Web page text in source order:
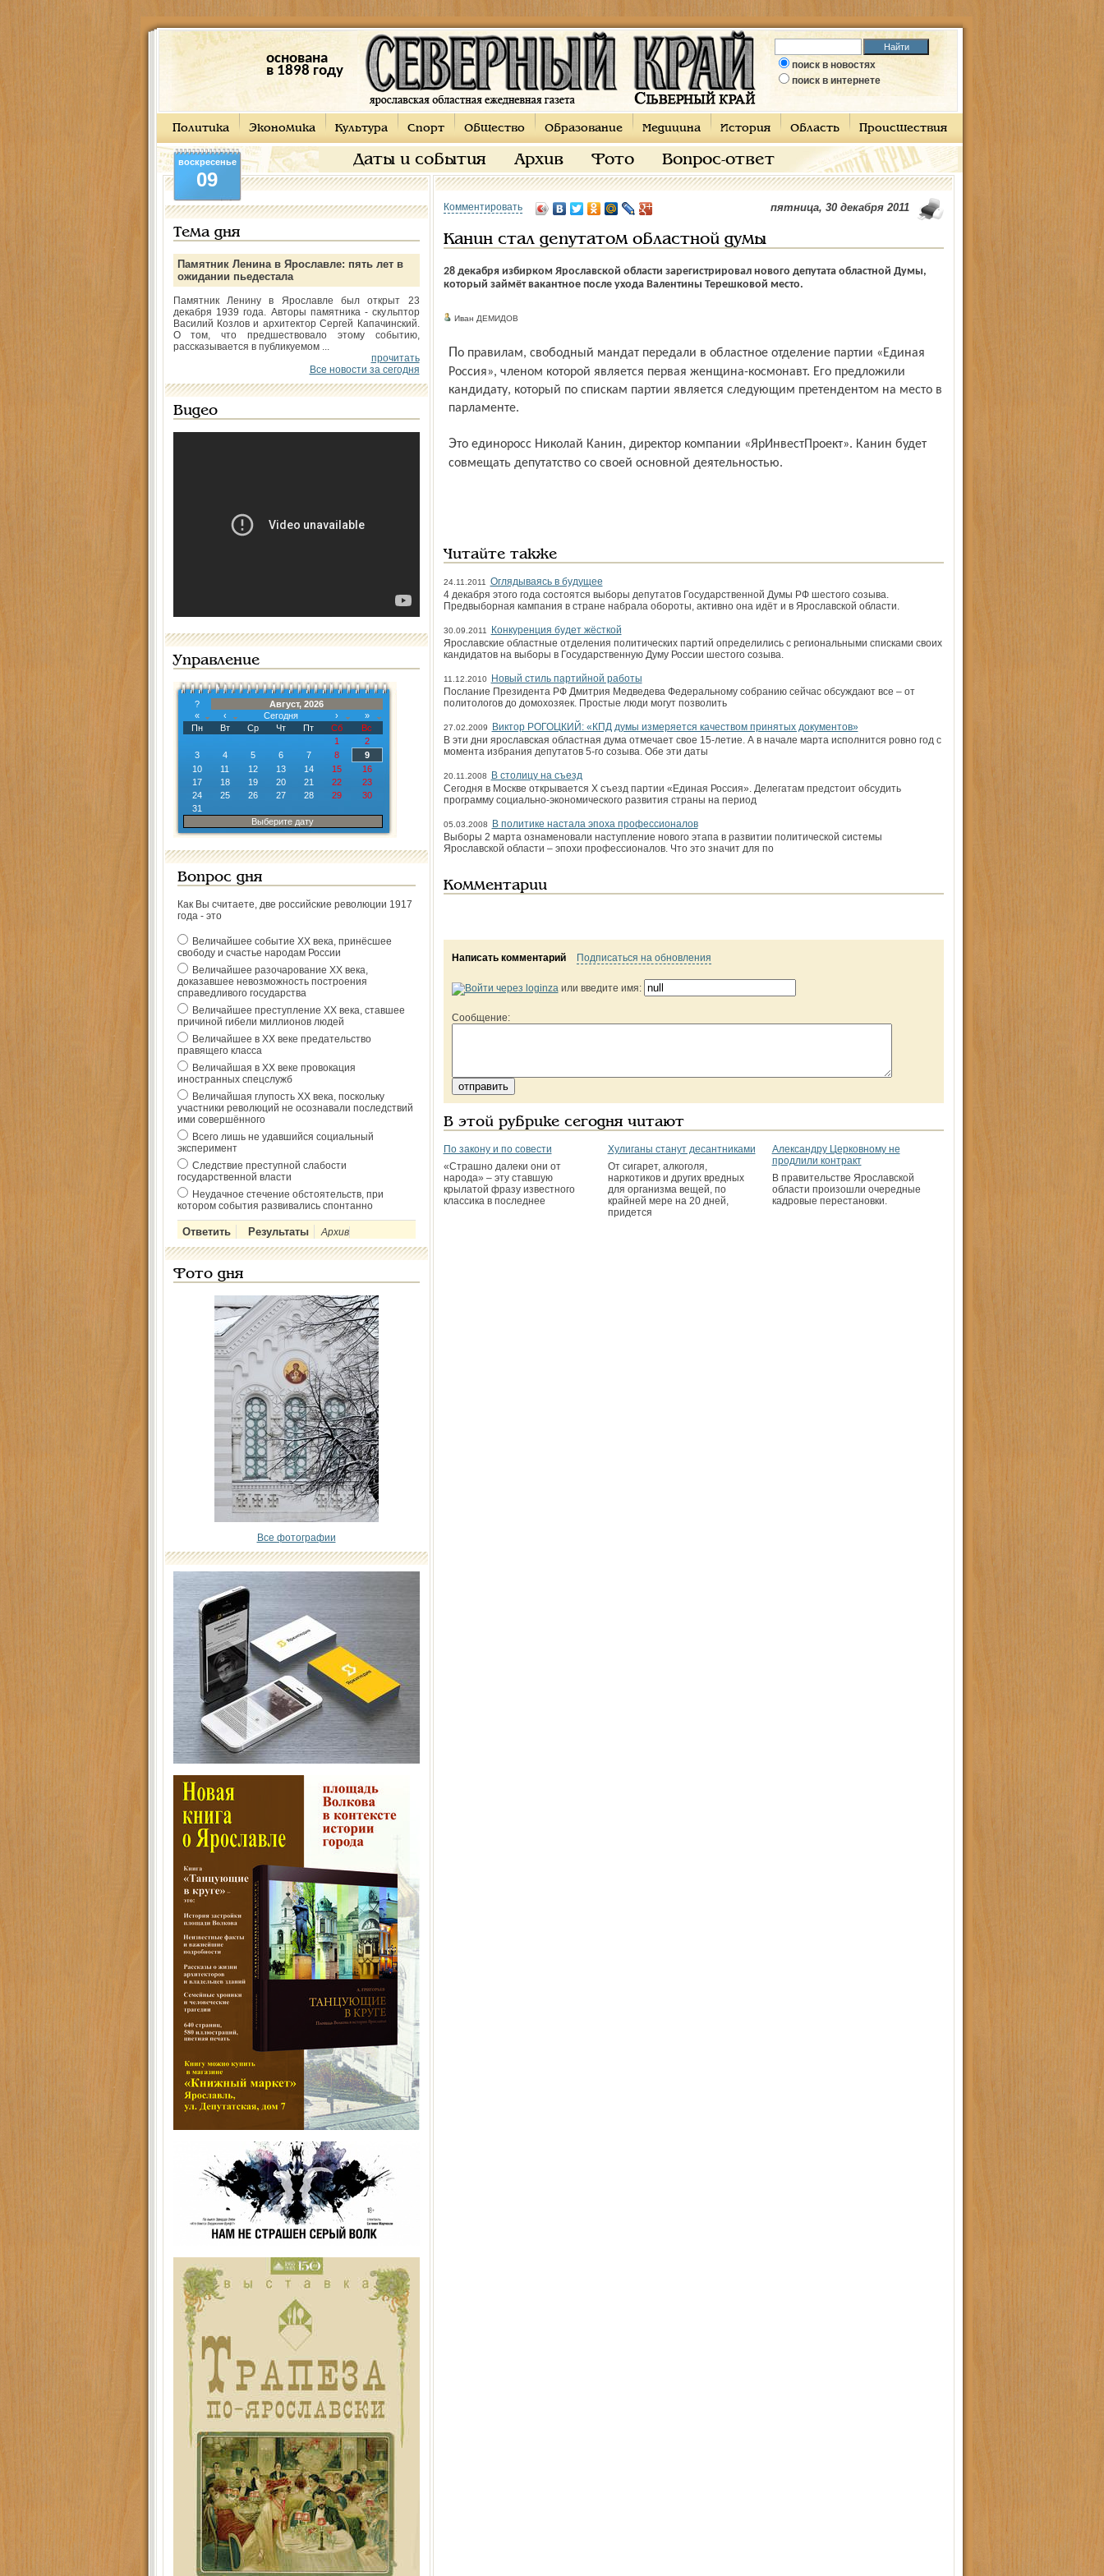
основана
в 1898 году
поиск в новостях
поиск в интернете
Политика Экономика Культура Спорт Общество Образование Медицина История Область Происшествия
Даты и события Архив Фото Вопрос-ответ
воскресенье
09
Тема дня
Памятник Ленина в Ярославле: пять лет в
ожидании пьедестала
Памятник Ленину в Ярославле был открыт 23
декабря 1939 года. Авторы памятника - скульптор
Василий Козлов и архитектор Сергей Капачинский.
О том, что предшествовало этому событию,
рассказывается в публикуемом ...
прочитать
Все новости за сегодня
Видео
Управление
?
Август, 2026
«
‹ Сегодня ›
»
Пн
Вт Ср Чт Пт Сб
Вс
1
2
3
4 5 6 7 8
9
10
11 12 13 14 15
16
17
18 19 20 21 22
23
24
25 26 27 28 29
30
31
Выберите дату
Вопрос дня
Как Вы считаете, две российские революции 1917
года - это
Величайшее событие ХХ века, принёсшее
свободу и счастье народам России
Величайшее разочарование ХХ века,
доказавшее невозможность построения
справедливого государства
Величайшее преступление ХХ века, ставшее
причиной гибели миллионов людей
Величайшее в ХХ веке предательство
правящего класса
Величайшая в ХХ веке провокация
иностранных спецслужб
Величайшая глупость ХХ века, поскольку
участники революций не осознавали последствий
ими совершённого
Всего лишь не удавшийся социальный
эксперимент
Следствие преступной слабости
государственной власти
Неудачное стечение обстоятельств, при
котором события развивались спонтанно
Архив
Фото дня
Все фотографии
Комментировать пятница, 30 декабря 2011
Канин стал депутатом областной думы
28 декабря избирком Ярославской области зарегистрировал нового депутата областной Думы,
который займёт вакантное после ухода Валентины Терешковой место.
Иван ДЕМИДОВ
По правилам, свободный мандат передали в областное отделение партии «Единая
Россия», членом которой является первая женщина-космонавт. Его предложили
кандидату, который по спискам партии является следующим претендентом на место в
парламенте.
Это единоросс Николай Канин, директор компании «ЯрИнвестПроект». Канин будет
совмещать депутатство со своей основной деятельностью.
Читайте также
24.11.2011
Оглядываясь в будущее
4 декабря этого года состоятся выборы депутатов Государственной Думы РФ шестого созыва.
Предвыборная кампания в стране набрала обороты, активно она идёт и в Ярославской области.
30.09.2011
Конкуренция будет жёсткой
Ярославские областные отделения политических партий определились с региональными списками своих
кандидатов на выборы в Государственную Думу России шестого созыва.
11.12.2010
Новый стиль партийной работы
Послание Президента РФ Дмитрия Медведева Федеральному собранию сейчас обсуждают все – от
политологов до домохозяек. Простые люди могут позволить
27.02.2009
Виктор РОГОЦКИЙ: «КПД думы измеряется качеством принятых документов»
В эти дни ярославская областная дума отмечает свое 15-летие. А в начале марта исполнится ровно год с
момента избрания депутатов 5-го созыва. Обе эти даты
20.11.2008
В столицу на съезд
Сегодня в Москве открывается Х съезд партии «Единая Россия». Делегатам предстоит обсудить
программу социально-экономического развития страны на период
05.03.2008
В политике настала эпоха профессионалов
Выборы 2 марта ознаменовали наступление нового этапа в развитии политической системы
Ярославской области – эпохи профессионалов. Что это значит для по
Комментарии
Написать комментарий Подписаться на обновления
или введите имя:
Сообщение:
В этой рубрике сегодня читают
По закону и по совести
«Страшно далеки они от
народа» – эту ставшую
крылатой фразу известного
классика в последнее
Хулиганы станут десантниками
От сигарет, алкоголя,
наркотиков и других вредных
для организма вещей, по
крайней мере на 20 дней,
придется
Александру Церковному не
продлили контракт
В правительстве Ярославской
области произошли очередные
кадровые перестановки.